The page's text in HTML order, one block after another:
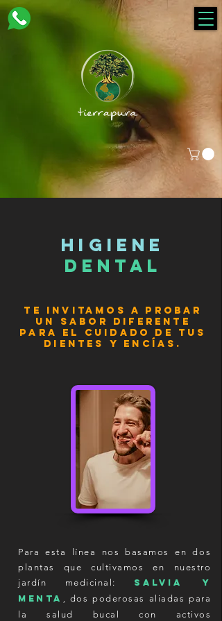
higiene
dental
Te invitamos a probar
un sabor diferente
para el cuidado de tus
dientes y encías.
Para esta línea nos basamos en dos
plantas que cultivamos en nuestro
jardín medicinal: salvia y
menta
dos poderosas aliadas para
la salud bucal con activos